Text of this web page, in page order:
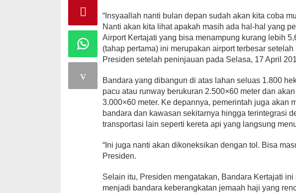
“Insyaallah nanti bulan depan sudah akan kita coba
Nanti akan kita lihat apakah masih ada hal-hal yang
Airport Kertajati yang bisa menampung kurang lebih
(tahap pertama) ini merupakan airport terbesar setelah
Presiden setelah peninjauan pada Selasa, 17 April
Bandara yang dibangun di atas lahan seluas 1.800
pacu atau runway berukuran 2.500×60 meter dan
3.000×60 meter. Ke depannya, pemerintah juga akan
bandara dan kawasan sekitarnya hingga terintegrasi
transportasi lain seperti kereta api yang langsung
“Ini juga nanti akan dikoneksikan dengan tol. Bisa
Presiden.
Selain itu, Presiden mengatakan, Bandara Kertajati
menjadi bandara keberangkatan jemaah haji yang